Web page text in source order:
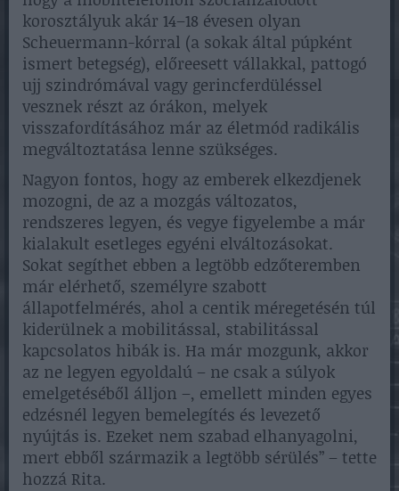
korosztályuk akár 14–18 évesen olyan
Scheuermann-kórral (a sokak által púpként
ismert betegség), előreesett vállakkal, pattogó
ujj szindrómával vagy gerincferdüléssel
vesznek részt az órákon, melyek
visszafordításához már az életmód radikális
megváltoztatása lenne szükséges.
Nagyon fontos, hogy az emberek elkezdjenek
mozogni, de az a mozgás változatos,
rendszeres legyen, és vegye figyelembe a már
kialakult esetleges egyéni elváltozásokat.
Sokat segíthet ebben a legtöbb edzőteremben
már elérhető, személyre szabott
állapotfelmérés, ahol a centik méregetésén túl
kiderülnek a mobilitással, stabilitással
kapcsolatos hibák is. Ha már mozgunk, akkor
az ne legyen egyoldalú – ne csak a súlyok
emelgetéséből álljon –, emellett minden egyes
edzésnél legyen bemelegítés és levezető
nyújtás is. Ezeket nem szabad elhanyagolni,
mert ebből származik a legtöbb sérülés” – tette
hozzá Rita.